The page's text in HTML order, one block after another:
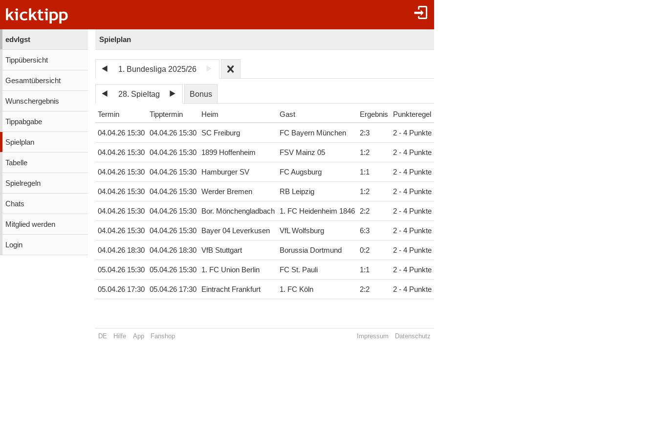
edvlgst
Tippübersicht
Gesamtübersicht
Wunschergebnis
Tippabgabe
Spielplan
Tabelle
Spielregeln
Chats
Mitglied werden
Login
Spielplan
1. Bundesliga 2025/26
28. Spieltag Bonus
Termin Tipptermin Heim Gast Ergebnis Punkteregel
04.04.26 15:30 04.04.26 15:30 SC Freiburg FC Bayern München 2:3 2 - 4 Punkte
04.04.26 15:30 04.04.26 15:30 1899 Hoffenheim FSV Mainz 05 1:2 2 - 4 Punkte
04.04.26 15:30 04.04.26 15:30 Hamburger SV FC Augsburg 1:1 2 - 4 Punkte
04.04.26 15:30 04.04.26 15:30 Werder Bremen RB Leipzig 1:2 2 - 4 Punkte
04.04.26 15:30 04.04.26 15:30 Bor. Mönchengladbach 1. FC Heidenheim 1846 2:2 2 - 4 Punkte
04.04.26 15:30 04.04.26 15:30 Bayer 04 Leverkusen VfL Wolfsburg 6:3 2 - 4 Punkte
04.04.26 18:30 04.04.26 18:30 VfB Stuttgart Borussia Dortmund 0:2 2 - 4 Punkte
05.04.26 15:30 05.04.26 15:30 1. FC Union Berlin FC St. Pauli 1:1 2 - 4 Punkte
05.04.26 17:30 05.04.26 17:30 Eintracht Frankfurt 1. FC Köln 2:2 2 - 4 Punkte
DE Hilfe App Fanshop Impressum Datenschutz